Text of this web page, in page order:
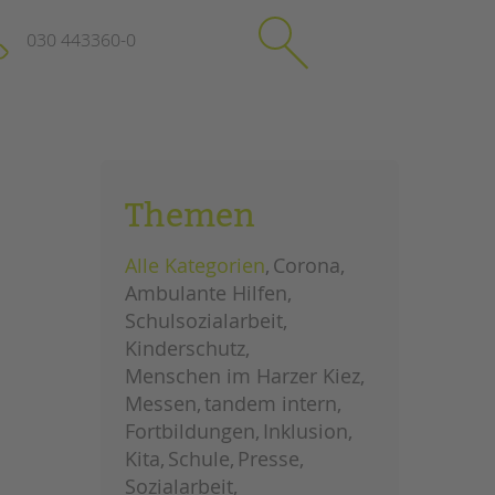
Impressum
Datenschutz
Hinweisgebersystem
Intranet
schließen
030 443360-0
SuchenThemen
Alle Kategorien Corona
Ambulante Hilfen
Schulsozialarbeit
Kinderschutz
Menschen im Harzer Kiez
Messen tandem intern
Fortbildungen Inklusion
Kita Schule Presse
Sozialarbeit